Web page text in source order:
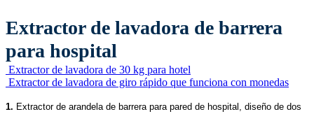
Extractor de lavadora de barrera
para hospital
Extractor de lavadora de 30 kg para hotel
Extractor de lavadora de giro rápido que funciona con monedas
1. Extractor de arandela de barrera para pared de hospital, diseño de dos